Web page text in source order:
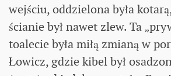
wejściu, oddzielona była
ścianie był nawet zlew. Ta
toalecie była miłą zmianą w
Łowicz, gdzie kibel był